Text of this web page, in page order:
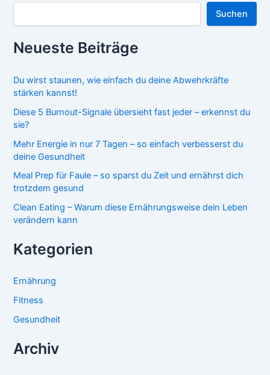
Suchen
Neueste Beiträge
Du wirst staunen, wie einfach du deine Abwehrkräfte
stärken kannst!
Diese 5 Burnout-Signale übersieht fast jeder – erkennst du
sie?
Mehr Energie in nur 7 Tagen – so einfach verbesserst du
deine Gesundheit
Meal Prep für Faule – so sparst du Zeit und ernährst dich
trotzdem gesund
Clean Eating – Warum diese Ernährungsweise dein Leben
verändern kann
Kategorien
Ernährung
Fitness
Gesundheit
Archiv